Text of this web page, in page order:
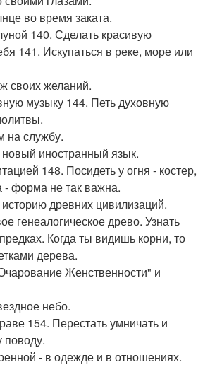
во время заката.
140. Сделать красивую
141. Искупаться в реке, море или
своих желаний.
музыку 144. Петь духовную
на службу.
новый иностранный язык.
148. Посидеть у огня - костер,
- форма не так важна.
историю древних цивилизаций.
генеалогическое древо. Узнать
Когда ты видишь корни, то
дерева.
Женственности" и
небо.
154. Перестать умничать и
поводу.
- в одежде и в отношениях.